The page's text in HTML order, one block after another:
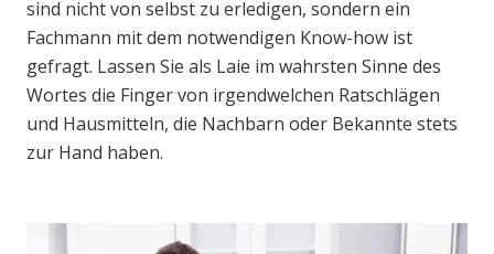
sind nicht von selbst zu erledigen, sondern ein
Fachmann mit dem notwendigen Know-how ist
gefragt. Lassen Sie als Laie im wahrsten Sinne des
Wortes die Finger von irgendwelchen Ratschlägen
und Hausmitteln, die Nachbarn oder Bekannte stets
zur Hand haben.